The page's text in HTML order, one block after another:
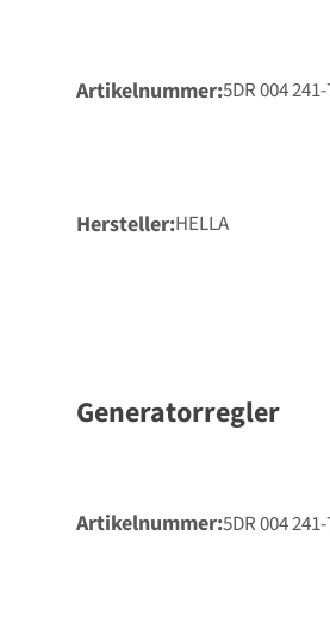
Artikelnummer 5DR 004
Hersteller HELLA
Generatorregler
Artikelnummer 5DR 004